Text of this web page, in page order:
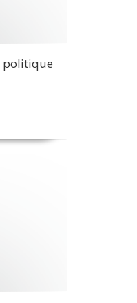
politique